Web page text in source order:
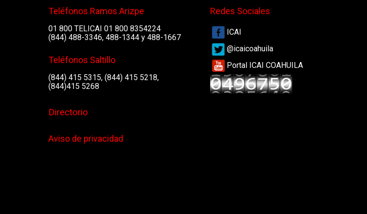
Teléfonos Ramos Arizpe
01 800 TELICAI 01 800 8354224
(844) 488-3346, 488-1344 y 488-1667
Teléfonos Saltillo
(844) 415 5315, (844) 415 5218,
(844)415 5268
Directorio
Aviso de privacidad
Redes Sociales
ICAI
@icaicoahuila
Portal ICAI COAHUILA